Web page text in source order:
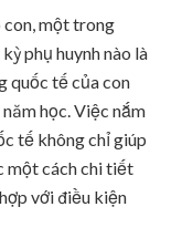
con, một trong
phụ huynh nào là
quốc tế của con
học. Việc nắm
tế không chỉ giúp
một cách chi tiết
với điều kiện